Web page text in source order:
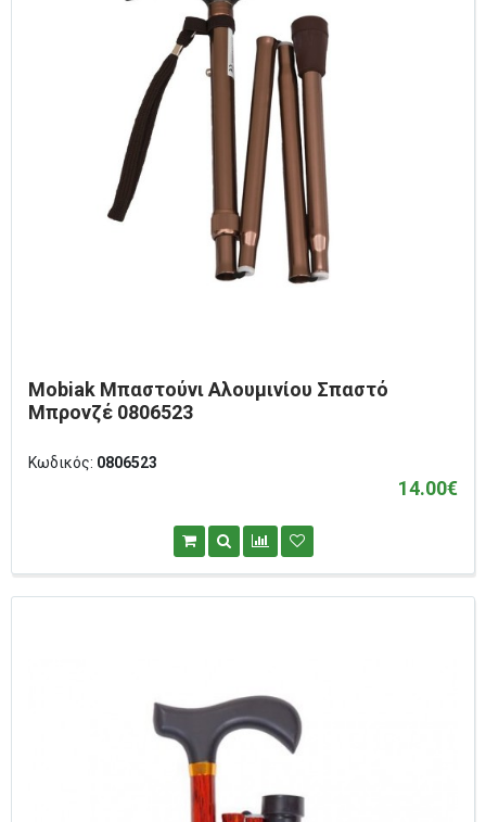
Mobiak Mπαστούνι Αλουμινίου Σπαστό
Μπρονζέ 0806523
Κωδικός: 0806523
14.00€